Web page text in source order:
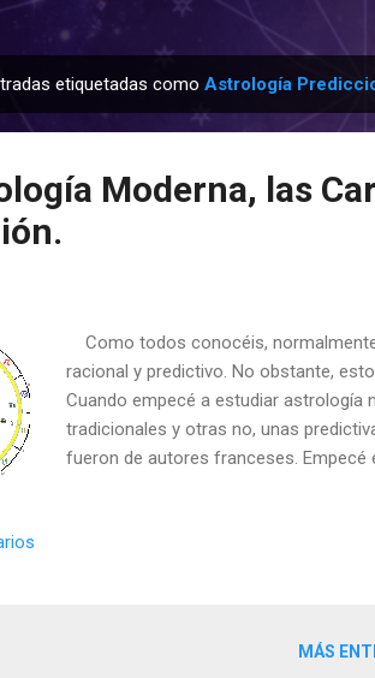
etiquetadas como Astrología
Moderna, las
Como todos conocéis,
racional y predictivo. No obstante,
Cuando empecé a estudiar astrología
tradicionales y otras no, unas
fueron de autores franceses. Empecé
Sirventa, como Abraham Ben Ezrá
MÁS